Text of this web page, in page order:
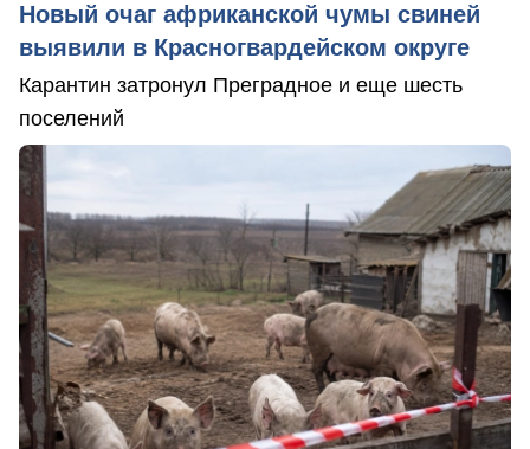
Новый очаг африканской чумы свиней
выявили в Красногвардейском округе
Карантин затронул Преградное и еще шесть
поселений